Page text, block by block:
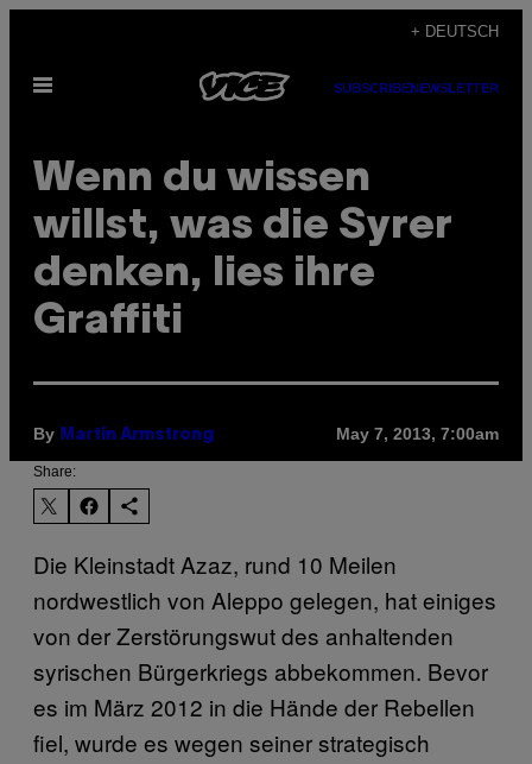
content
+ DEUTSCH
Open
SUBSCRIBENEWSLETTER
Wenn du wissen
willst, was die Syrer
denken, lies ihre
Graffiti
By Martin Armstrong May 7, 2013, 7:00am
Share:
Die Kleinstadt Azaz, rund 10 Meilen
nordwestlich von Aleppo gelegen, hat einiges
von der Zerstörungswut des anhaltenden
syrischen Bürgerkriegs abbekommen. Bevor
es im März 2012 in die Hände der Rebellen
fiel, wurde es wegen seiner strategisch